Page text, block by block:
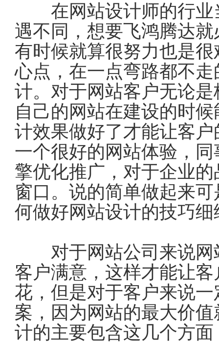
在网站设计师的行业
遇不同，想要飞鸿腾达
有时候就算很努力也是
心点，在一点弯路都不
计。对于网站客户无论
自己的网站在建设的时
计效果做好了才能让客
一个很好的网站体验，
擎优化推广，对于企业
窗口。说的简单做起来
何做好网站设计的技巧
对于网站公司来说网
客户满意，这样才能让
花，但是对于客户来说
案，因为网站的最大价
计的主要包含这几个方面